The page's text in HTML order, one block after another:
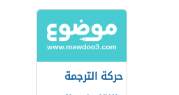
حركة الترجمة